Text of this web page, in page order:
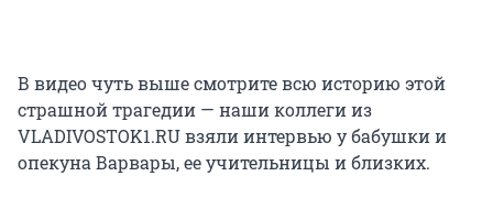
В видео чуть выше смотрите всю историю этой
страшной трагедии — наши коллеги из
VLADIVOSTOK1.RU взяли интервью у бабушки и
опекуна Варвары, ее учительницы и близких.